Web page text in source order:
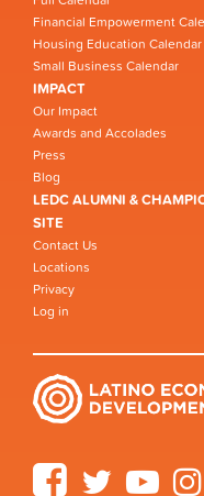
Financial Empowerment
Housing Education Calendar
Small Business Calendar
IMPACT
Our Impact
Awards and Accolades
Press
Blog
LEDC ALUMNI &
SITE
Contact Us
Locations
Privacy
Log in
FacebookTwitter YouTube